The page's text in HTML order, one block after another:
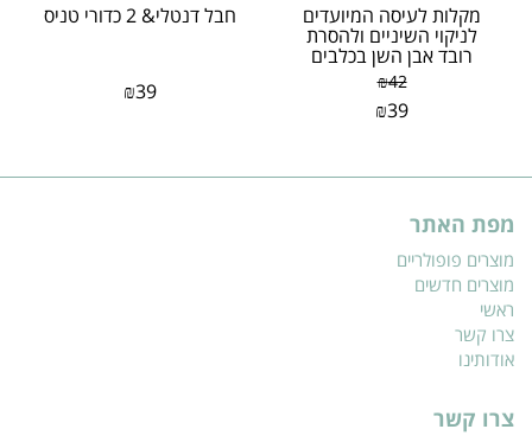
מקלות לעיסה המיועדים
לניקוי השיניים ולהסרת
רובד אבן השן בכלבים
300 גרם ₪42
₪39
חבל דנטלי& 2 כדורי טניס
₪39
מפת האתר
מוצרים פופולריים
מוצרים חדשים
ראשי
צרו קשר
אודותינו
צרו קשר